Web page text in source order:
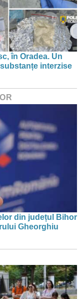
în Oradea. Un
interzise
din județul Bihor
Gheorghiu